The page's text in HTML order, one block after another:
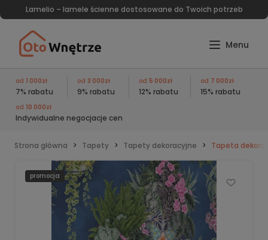
Lamelio – lamele ścienne dostosowane do Twoich potrzeb
od 1 000zł
7% rabatu
od 3 000zł
9% rabatu
od 5 000zł
12% rabatu
od 7 000zł
15% rabatu
od 10 000zł
Indywidualne negocjacje cen
Strona główna Tapety Tapety dekoracyjne Tapeta
promocja